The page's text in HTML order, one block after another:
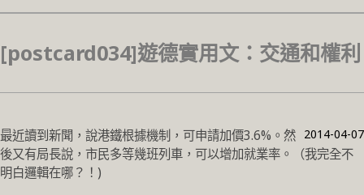
[postcard034]遊德實用文：交通和權利
2014-04-07
最近讀到新聞，說港鐵根據機制，可申請加價3.6%。然
後又有局長說，市民多等幾班列車，可以增加就業率。（我完全不
明白邏輯在哪？！)